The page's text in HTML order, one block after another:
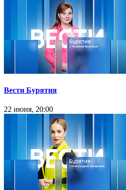
Вести Бурятия
22 июня, 20:00